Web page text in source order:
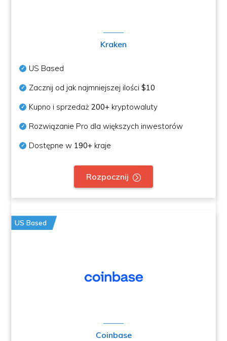
Kraken
US Based
Zacznij od jak najmniejszej ilości$10
Kupno i sprzedaż200+ kryptowaluty
Rozwiązanie Pro dla większych inwestorów
Dostępne w 190+ kraje
Rozpocznij
US Based
Coinbase